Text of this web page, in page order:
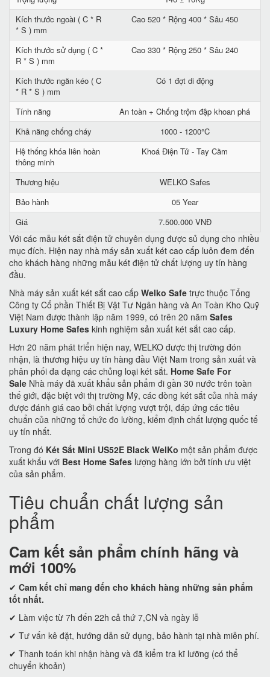
Kích thước ngoài ( C * R
* S ) mm
Cao 520 * Rộng 400 * Sâu 450
Kích thước sử dụng ( C *
R * S ) mm
Cao 330 * Rộng 250 * Sâu 240
Kích thước ngăn kéo ( C
* R * S ) mm
Có 1 đợt di động
Tính năng
An toàn + Chống trộm đập khoan phá
Khả năng chống cháy
1000 - 1200°C
Hệ thống khóa liên hoàn
thông minh
Khoá Điện Tử - Tay Cầm
Thương hiệu
WELKO Safes
Bảo hành
05 Year
Giá
7.500.000 VNĐ
Với các mẫu két sắt điện tử chuyên dụng được sủ dụng cho nhiều
mục đích. Hiện nay nhà máy sản xuất két cao cấp luôn đem đến
cho khách hàng những mẫu két điện tử chất lượng uy tín hàng
đầu.
Nhà máy sản xuất két sắt cao cấp Welko Safe trực thuộc Tổng
Công ty Cổ phần Thiết Bị Vật Tư Ngân hàng và An Toàn Kho Quỹ
Việt Nam được thành lập năm 1999, có trên 20 năm Safes
Luxury Home Safes kinh nghiệm sản xuất két sắt cao cấp.
Hơn 20 năm phát triển hiện nay, WELKO được thị trường đón
nhận, là thương hiệu uy tín hàng đầu Việt Nam trong sản xuất và
phân phối đa dạng các chủng loại két sắt. Home Safe For
Sale Nhà máy đã xuất khẩu sản phẩm đi gần 30 nước trên toàn
thế giới, đặc biệt với thị trường Mỹ, các dòng két sắt của nhà máy
được đánh giá cao bởi chất lượng vượt trội, đáp ứng các tiêu
chuẩn của những tổ chức đo lường, kiểm định chất lượng quốc tế
uy tín nhất.
Trong đó Két Sắt Mini US52E Black WelKo một sản phẩm được
xuất khẩu với Best Home Safes lượng hàng lớn bởi tính ưu việt
của sản phẩm.
Tiêu chuẩn chất lượng sản
phẩm
Cam kết sản phẩm chính hãng và
mới 100%
✔ Cam kết chỉ mang đến cho khách hàng những sản phẩm
tốt nhất.
✔ Làm việc từ 7h đến 22h cả thứ 7,CN và ngày lễ
✔ Tư vấn kê đặt, hướng dẫn sử dụng, bảo hành tại nhà miễn phí.
✔ Thanh toán khi nhận hàng và đã kiểm tra kĩ lưỡng (có thể
chuyển khoản)